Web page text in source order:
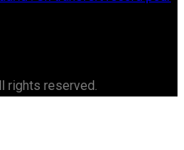
rights reserved.